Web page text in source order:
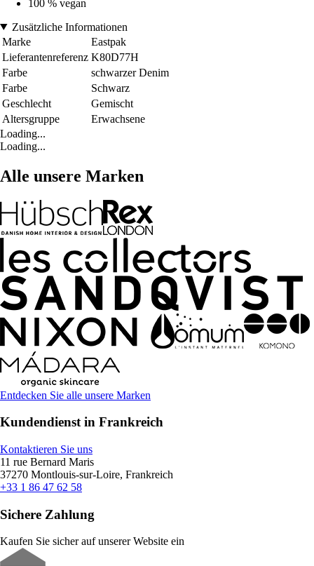
100 % vegan
Zusätzliche Informationen
Marke
Eastpak
Lieferantenreferenz K80D77H
Farbe
schwarzer Denim
Farbe
Schwarz
Geschlecht
Gemischt
Altersgruppe
Erwachsene
Loading...
Loading...
Alle unsere Marken
Entdecken Sie alle unsere Marken
Kundendienst in Frankreich
Kontaktieren Sie uns
11 rue Bernard Maris
37270 Montlouis-sur-Loire, Frankreich
+33 1 86 47 62 58
Sichere Zahlung
Kaufen Sie sicher auf unserer Website ein